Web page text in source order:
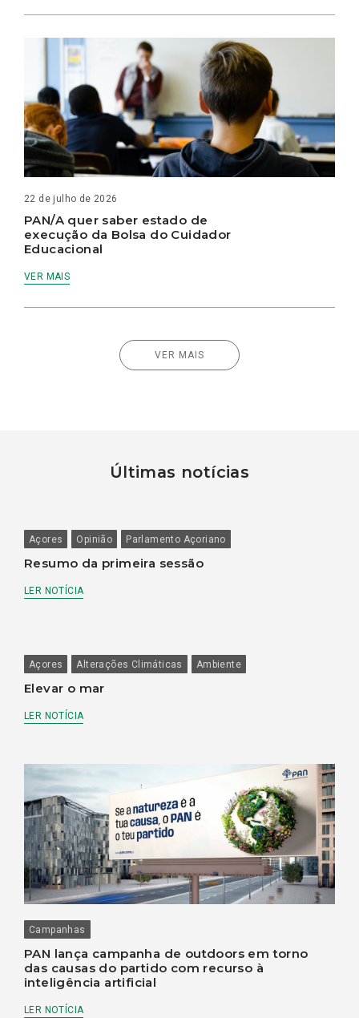
22 de julho de 2026
PAN/A quer saber estado de
execução da Bolsa do Cuidador
Educacional
VER MAIS
VER MAIS
Últimas notícias
Açores Opinião Parlamento Açoriano
Resumo da primeira sessão
LER NOTÍCIA
Açores Alterações Climáticas Ambiente
Elevar o mar
LER NOTÍCIA
Campanhas
PAN lança campanha de outdoors em torno
das causas do partido com recurso à
inteligência artificial
LER NOTÍCIA